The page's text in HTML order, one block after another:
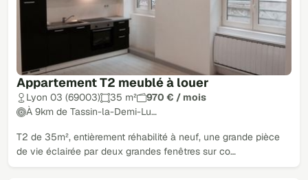
Appartement T2 meublé à louer
Lyon 03 (69003) 35 m²
970 € / mois
À 9km de Tassin-la-Demi-Lu…
T2 de 35m², entièrement réhabilité à neuf, une grande pièce
de vie éclairée par deux grandes fenêtres sur co…